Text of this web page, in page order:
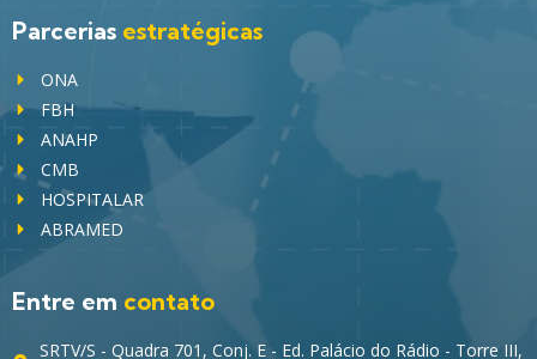
Parcerias estratégicas
ONA
FBH
ANAHP
CMB
HOSPITALAR
ABRAMED
Entre em contato
SRTV/S - Quadra 701, Conj. E - Ed. Palácio do Rádio - Torre III,